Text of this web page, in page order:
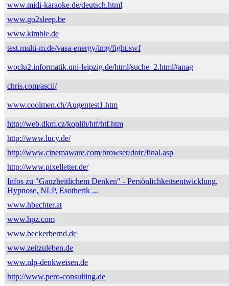
www.midi-karaoke.de/deutsch.html
www.go2sleep.be
www.kimble.de
test.multi-m.de/vasa-energy/img/fight.swf
woclu2.informatik.uni-leipzig.de/html/suche_2.html#anag
chris.com/ascii/
www.coolmen.ch/Augentest1.htm
http://web.dkm.cz/koplih/htf/htf.htm
http://www.lucy.de/
http://www.cinemaware.com/browser/dotc/final.asp
http://www.pixelletter.de/
Infos zu "Ganzheitlichem Denken" - Persönlichkeitsentwicklung,
Hypnose, NLP, Esotherik ...
www.hbechter.at
www.hpz.com
www.beckerbernd.de
www.zeitzuleben.de
www.nlp-denkweisen.de
http://www.pero-consulting.de